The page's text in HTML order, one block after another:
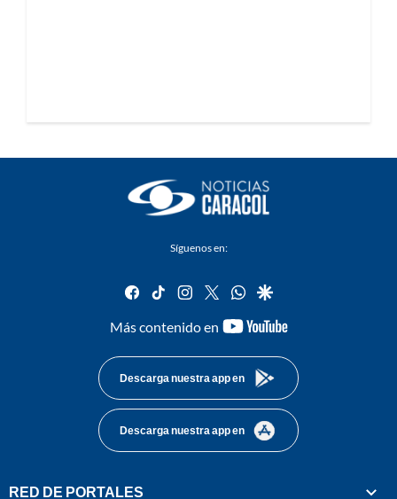
Síguenos en:
facebook
tiktok instagram
twitterwhatsapp
google
Más contenido en
youtube-
Descarga nuestra app en
Descarga nuestra app en
RED DE PORTALES